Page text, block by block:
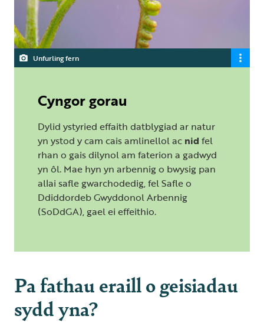
Unfurling fern
Cyngor gorau
Dylid ystyried effaith datblygiad ar natur
yn ystod y cam cais amlinellol ac nid fel
rhan o gais dilynol am faterion a gadwyd
yn ôl. Mae hyn yn arbennig o bwysig pan
allai safle gwarchodedig, fel Safle o
Ddiddordeb Gwyddonol Arbennig
(SoDdGA), gael ei effeithio.
Pa fathau eraill o geisiadau
sydd yna?